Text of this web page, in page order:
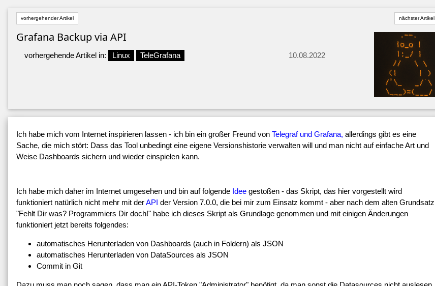
vorhergehender Artikel nächster Artikel
Grafana Backup via API
vorhergehende Artikel in: Linux TeleGrafana 10.08.2022
Ich habe mich vom Internet inspirieren lassen - ich bin ein großer Freund von Telegraf und Grafana, allerdings gibt es eine
Sache, die mich stört: Dass das Tool unbedingt eine eigene Versionshistorie verwalten will und man nicht auf einfache Art und
Weise Dashboards sichern und wieder einspielen kann.
Ich habe mich daher im Internet umgesehen und bin auf folgende Idee gestoßen - das Skript, das hier vorgestellt wird
funktioniert natürlich nicht mehr mit derAPI der Version 7.0.0, die bei mir zum Einsatz kommt - aber nach dem alten Grundsatz
"Fehlt Dir was? Programmiers Dir doch!" habe ich dieses Skript als Grundlage genommen und mit einigen Änderungen
funktioniert jetzt bereits folgendes:
automatisches Herunterladen von Dashboards (auch in Foldern) als JSON
automatisches Herunterladen von DataSources als JSON
Commit in Git